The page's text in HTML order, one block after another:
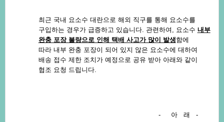
최근국내요소수대란으로해외직구를통해요소수를
구입하는경우가급증하고있습니다. 관련하여 , 요소수 내부
완충포장불량으로인해택배사고가많이발생함에
따라 내부완충포장이되어있지않은요소수에대하여
배송접수제한조치가예정으로공유받아 아래와같이
협조요청드립니다.
- 아 래 -